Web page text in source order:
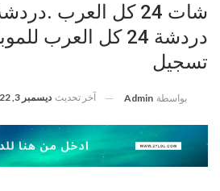
دردشة 24 كل العرب
تسجيل
بواسطة Admin آخر تحديث ديسمبر 3, 2022